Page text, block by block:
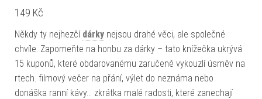
149 Kč
Někdy ty nejhezčí dárky nejsou drahé věci, ale společné
chvíle. Zapomeňte na honbu za dárky – tato knížečka ukrývá
15 kuponů, které obdarovanému zaručeně vykouzlí úsměv na
rtech. filmový večer na přání, výlet do neznáma nebo
donáška ranní kávy… zkrátka malé radosti, které zanechají